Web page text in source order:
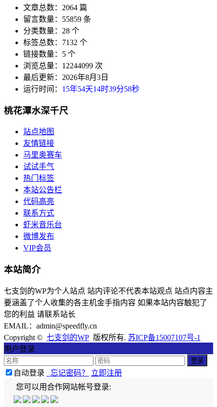
文章总数：2064 篇
留言数量：55859 条
分类数量：28 个
标签总数：7132 个
链接数量：5 个
浏览总量：12244099 次
最后更新：2026年8月3日
运行时间： 15年54天14时39分59秒
桃花潭水深千尺
站点地图
友情链接
马里奥赛车
试试手气
热门标签
本站公告栏
代码高亮
联系方式
虾米音乐台
微博发布
VIP会员
本站简介
七支剑的WP为个人站点 站内评论不代表本站观点 站点内容主
要涵盖了个人收集的各主机金手指内容 如果本站内容触犯了
您的利益 请联系站长
EMAIL：admin@speedfly.cn
Copyright © 七支剑的WP 版权所有. 苏ICP备15007107号-1
用户登录
自动登录 忘记密码？
立即注册
您可以用合作网站帐号登录: